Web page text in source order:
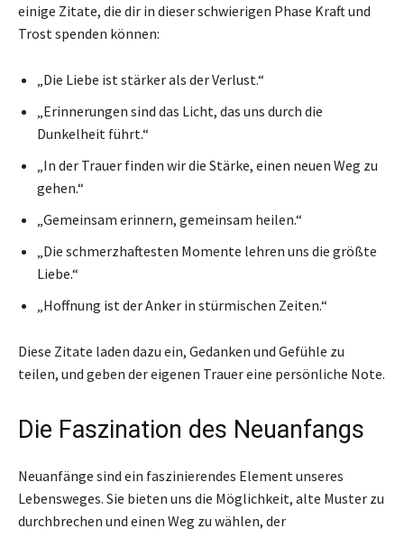
einige Zitate, die dir in dieser schwierigen Phase Kraft und
Trost spenden können:
„Die Liebe ist stärker als der Verlust.“
„Erinnerungen sind das Licht, das uns durch die
Dunkelheit führt.“
„In der Trauer finden wir die Stärke, einen neuen Weg zu
gehen.“
„Gemeinsam erinnern, gemeinsam heilen.“
„Die schmerzhaftesten Momente lehren uns die größte
Liebe.“
„Hoffnung ist der Anker in stürmischen Zeiten.“
Diese Zitate laden dazu ein, Gedanken und Gefühle zu
teilen, und geben der eigenen Trauer eine persönliche Note.
Die Faszination des Neuanfangs
Neuanfänge sind ein faszinierendes Element unseres
Lebensweges. Sie bieten uns die Möglichkeit, alte Muster zu
durchbrechen und einen Weg zu wählen, der